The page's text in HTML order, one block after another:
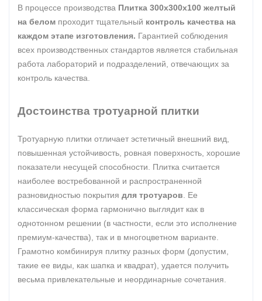
В процессе производства Плитка 300х300х100 желтый
на белом проходит тщательный контроль качества на
каждом этапе изготовления. Гарантией соблюдения
всех производственных стандартов является стабильная
работа лабораторий и подразделений, отвечающих за
контроль качества.
Достоинства тротуарной плитки
Тротуарную плитки отличает эстетичный внешний вид,
повышенная устойчивость, ровная поверхность, хорошие
показатели несущей способности. Плитка считается
наиболее востребованной и распространенной
разновидностью покрытия для тротуаров . Ее
классическая форма гармонично выглядит как в
однотонном решении (в частности, если это исполнение
премиум-качества), так и в многоцветном варианте.
Грамотно комбинируя плитку разных форм (допустим,
такие ее виды, как шапка и квадрат), удается получить
весьма привлекательные и неординарные сочетания.